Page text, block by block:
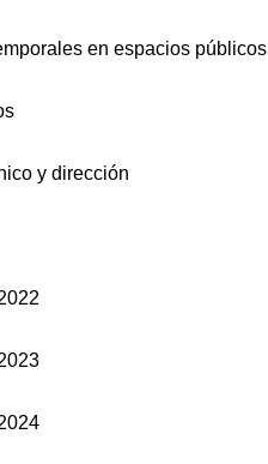
en espacios públicos
y dirección